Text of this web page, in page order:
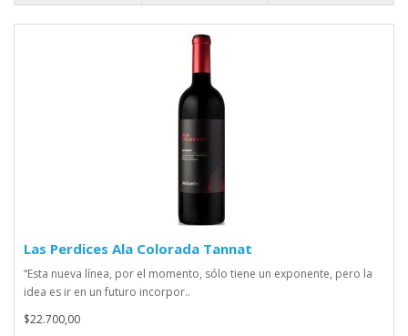
Las Perdices Ala Colorada Tannat
“Esta nueva línea, por el momento, sólo tiene un exponente, pero la
idea es ir en un futuro incorpor..
$22.700,00